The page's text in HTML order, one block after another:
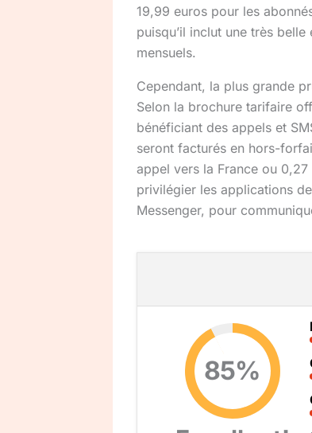
19,99 euros pour les
puisqu’il inclut une très
mensuels.
Cependant, la plus grande
Selon la brochure tarifaire
bénéficiant des appels et
seront facturés en hors-
appel vers la France ou
privilégier les applications
Messenger, pour
85%